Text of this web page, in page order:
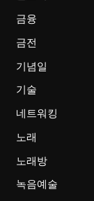
금융
금전
기념일
기술
네트워킹
노래
노래방
녹음예술